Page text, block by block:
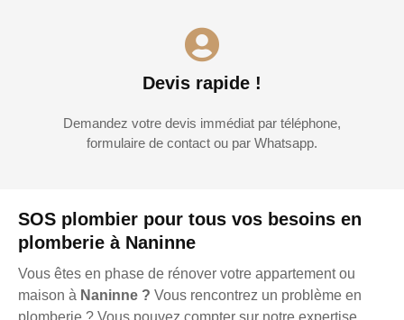
SOS plombier pour tous vos besoins en
plomberie à Naninne
Vous êtes en phase de rénover votre appartement ou
maison à Naninne ? Vous rencontrez un problème en
Devis rapide !
Demandez votre devis immédiat par téléphone,
formulaire de contact ou par Whatsapp.